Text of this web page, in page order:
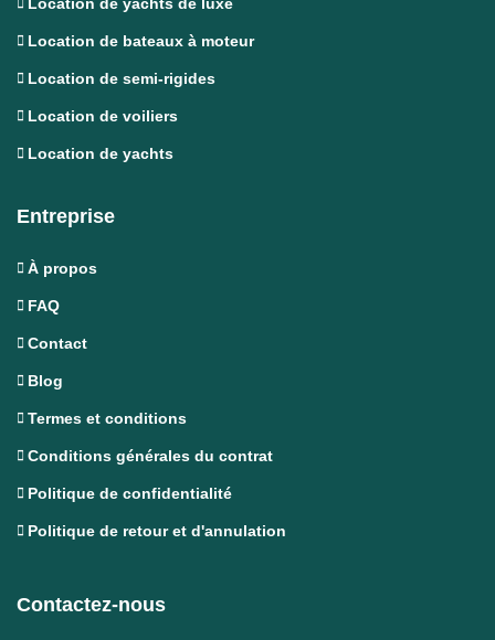
Location de yachts de luxe
Location de bateaux à moteur
Location de semi-rigides
Location de voiliers
Location de yachts
Entreprise
À propos
FAQ
Contact
Blog
Termes et conditions
Conditions générales du contrat
Politique de confidentialité
Politique de retour et d'annulation
Contactez-nous